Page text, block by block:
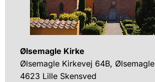
Ølsemagle Kirke
Ølsemagle Kirkevej 64B, Ølsemagle
4623 Lille Skensved